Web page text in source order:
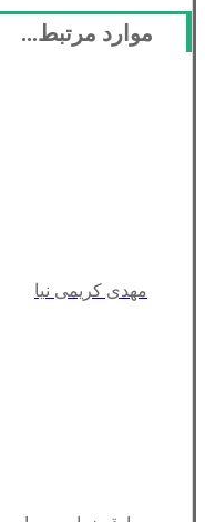
موارد مرتبط...
مهدی کریمی نیا